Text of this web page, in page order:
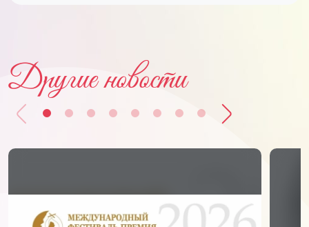
Другие новости